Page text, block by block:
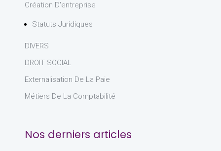
Création D'entreprise
Statuts Juridiques
DIVERS
DROIT SOCIAL
Externalisation De La Paie
Métiers De La Comptabilité
Nos derniers articles